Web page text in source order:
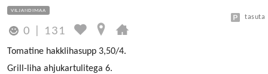
VILJANDIMAA
0 131
tasuta
Tomatine hakklihasupp 3,50/4.
Grill-liha ahjukartulitega 6.